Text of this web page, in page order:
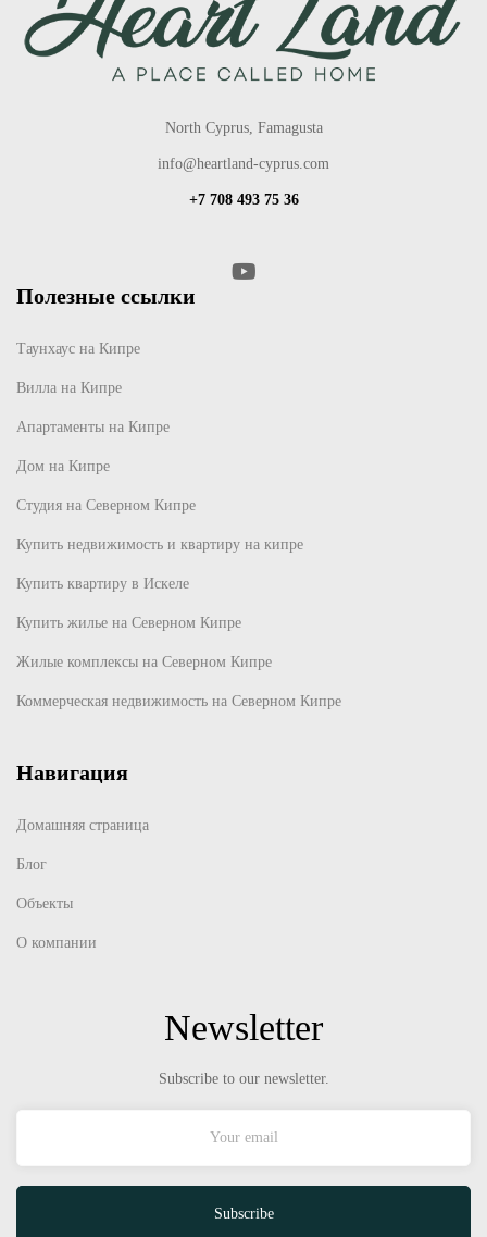
North Cyprus, Famagusta
info@heartland-cyprus.com
+7 708 493 75 36
Полезные ссылки
Таунхаус на Кипре
Вилла на Кипре
Апартаменты на Кипре
Дом на Кипре
Студия на Северном Кипре
Купить недвижимость и квартиру на кипре
Купить квартиру в Искеле
Купить жилье на Северном Кипре
Жилые комплексы на Северном Кипре
Коммерческая недвижимость на Северном Кипре
Навигация
Домашняя страница
Блог
Объекты
О компании
Newsletter
Subscribe to our newsletter.